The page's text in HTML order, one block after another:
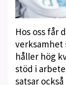
Hos oss får
verksamhet
håller hög
stöd i
satsar